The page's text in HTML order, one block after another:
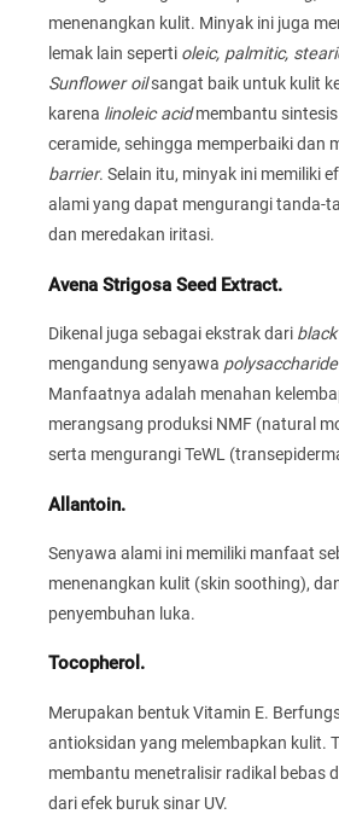
menenangkan kulit. Minyak ini juga
lemak lain seperti oleic, palmitic,
Sunflower oilsangat baik untuk kulit
karena linoleic acidmembantu
ceramide, sehingga memperbaiki dan
barrier. Selain itu, minyak ini memiliki
alami yang dapat mengurangi tanda-
dan meredakan iritasi.
Avena Strigosa Seed Extract.
Dikenal juga sebagai ekstrak dari
mengandung senyawa polysaccharide
Manfaatnya adalah menahan
merangsang produksi NMF (natural
serta mengurangi TeWL
Allantoin.
Senyawa alami ini memiliki manfaat
menenangkan kulit (skin soothing),
penyembuhan luka.
Tocopherol.
Merupakan bentuk Vitamin E.
antioksidan yang melembapkan kulit.
membantu menetralisir radikal bebas
dari efek buruk sinar UV.